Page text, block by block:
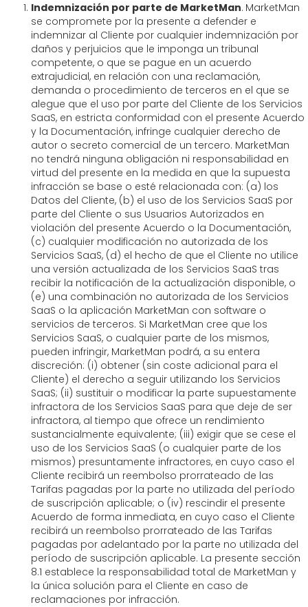
Indemnización por parte de MarketMan. MarketMan
se compromete por la presente a defender e
indemnizar al Cliente por cualquier indemnización por
daños y perjuicios que le imponga un tribunal
competente, o que se pague en un acuerdo
extrajudicial, en relación con una reclamación,
demanda o procedimiento de terceros en el que se
alegue que el uso por parte del Cliente de los Servicios
SaaS, en estricta conformidad con el presente Acuerdo
y la Documentación, infringe cualquier derecho de
autor o secreto comercial de un tercero. MarketMan
no tendrá ninguna obligación ni responsabilidad en
virtud del presente en la medida en que la supuesta
infracción se base o esté relacionada con: (a) los
Datos del Cliente, (b) el uso de los Servicios SaaS por
parte del Cliente o sus Usuarios Autorizados en
violación del presente Acuerdo o la Documentación,
(c) cualquier modificación no autorizada de los
Servicios SaaS, (d) el hecho de que el Cliente no utilice
una versión actualizada de los Servicios SaaS tras
recibir la notificación de la actualización disponible, o
(e) una combinación no autorizada de los Servicios
SaaS o la aplicación MarketMan con software o
servicios de terceros. Si MarketMan cree que los
Servicios SaaS, o cualquier parte de los mismos,
pueden infringir, MarketMan podrá, a su entera
discreción: (i) obtener (sin coste adicional para el
Cliente) el derecho a seguir utilizando los Servicios
SaaS; (ii) sustituir o modificar la parte supuestamente
infractora de los Servicios SaaS para que deje de ser
infractora, al tiempo que ofrece un rendimiento
sustancialmente equivalente; (iii) exigir que se cese el
uso de los Servicios SaaS (o cualquier parte de los
mismos) presuntamente infractores, en cuyo caso el
Cliente recibirá un reembolso prorrateado de las
Tarifas pagadas por la parte no utilizada del período
de suscripción aplicable; o (iv) rescindir el presente
Acuerdo de forma inmediata, en cuyo caso el Cliente
recibirá un reembolso prorrateado de las Tarifas
pagadas por adelantado por la parte no utilizada del
período de suscripción aplicable. La presente sección
8.1 establece la responsabilidad total de MarketMan y
la única solución para el Cliente en caso de
reclamaciones por infracción.